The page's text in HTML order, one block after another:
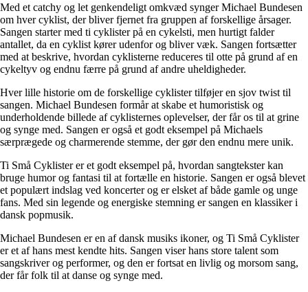
Med et catchy og let genkendeligt omkvæd synger Michael Bundesen
om hver cyklist, der bliver fjernet fra gruppen af forskellige årsager.
Sangen starter med ti cyklister på en cykelsti, men hurtigt falder
antallet, da en cyklist kører udenfor og bliver væk. Sangen fortsætter
med at beskrive, hvordan cyklisterne reduceres til otte på grund af en
cykeltyv og endnu færre på grund af andre uheldigheder.
Hver lille historie om de forskellige cyklister tilføjer en sjov twist til
sangen. Michael Bundesen formår at skabe et humoristisk og
underholdende billede af cyklisternes oplevelser, der får os til at grine
og synge med. Sangen er også et godt eksempel på Michaels
særprægede og charmerende stemme, der gør den endnu mere unik.
Ti Små Cyklister er et godt eksempel på, hvordan sangtekster kan
bruge humor og fantasi til at fortælle en historie. Sangen er også blevet
et populært indslag ved koncerter og er elsket af både gamle og unge
fans. Med sin legende og energiske stemning er sangen en klassiker i
dansk popmusik.
Michael Bundesen er en af dansk musiks ikoner, og Ti Små Cyklister
er et af hans mest kendte hits. Sangen viser hans store talent som
sangskriver og performer, og den er fortsat en livlig og morsom sang,
der får folk til at danse og synge med.